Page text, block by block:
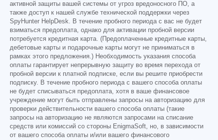
активной защиты вашей системы от угроз вредоносного ПО, а
также доступ к нашей службе технической поддержки через
SpyHunter HelpDesk. В течение пробного периода с вас не будет
взиматься предоплата, однако для активации пробной версии
потребуется кредитная карта. (Предоплаченные кредитные карты,
дебетовые карты и подарочные карты могут не приниматься в
рамках этого предложения.) Необходимость указания способа
оплаты гарантирует непрерывную защиту во время перехода от
пробной версии к платной подписке, если вы решите приобрести
подписку. В течение пробного периода с вашего способа оплаты
не будет списываться предоплата, хотя в ваше финансовое
учреждение могут быть отправлены запросы на авторизацию для
проверки действительности вашего способа оплаты (такие
запросы на авторизацию не являются запросами на списание
средств или комиссий со стороны EnigmaSoft, но, в зависимости
от вашего способа оплаты и/или вашего финансового